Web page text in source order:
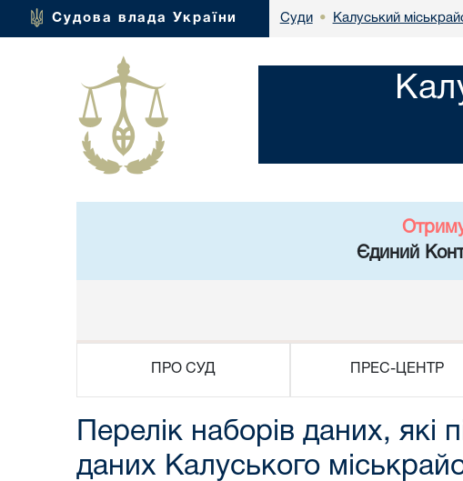
Судова влада України Суди • Калуський
Єдиний
ПРО СУД ПРЕС-ЦЕНТР
Перелік наборів даних,
даних Калуського